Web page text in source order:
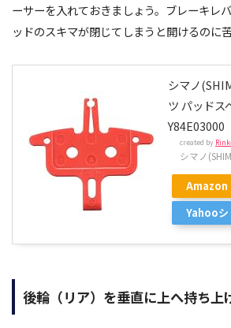
ーサーを入れておきましょう。ブレーキレ
ッドのスキマが閉じてしまうと開けるのに苦
シマノ
ツ パッドス
Y84E03000
created by
シマノ
Amazon
Yahooシ
後輪（リア）を垂直に上へ持ち上